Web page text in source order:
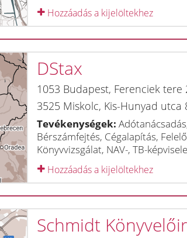
Hozzáadás a kijelöltekhez
DStax
1053 Budapest, Ferenciek tere
3525 Miskolc, Kis-Hunyad utca
Tevékenységek:
Bérszámfejtés, Cégalapítás,
Könyvvizsgálat, NAV-, TB-
Hozzáadás a kijelöltekhez
Schmidt